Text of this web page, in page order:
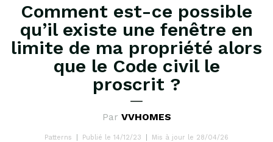
Comment est-ce possible
qu’il existe une fenêtre en
limite de ma propriété alors
que le Code civil le
proscrit ?
Par VVHOMES
Patterns Publié le 14/12/23
Mis à jour le 28/04/26